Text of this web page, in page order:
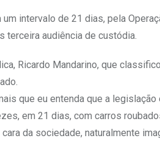
intervalo de 21 dias, pela
terceira audiência de custódia.
Ricardo Mandarino, que
que eu entenda que a
em 21 dias, com carros
da sociedade, naturalmente